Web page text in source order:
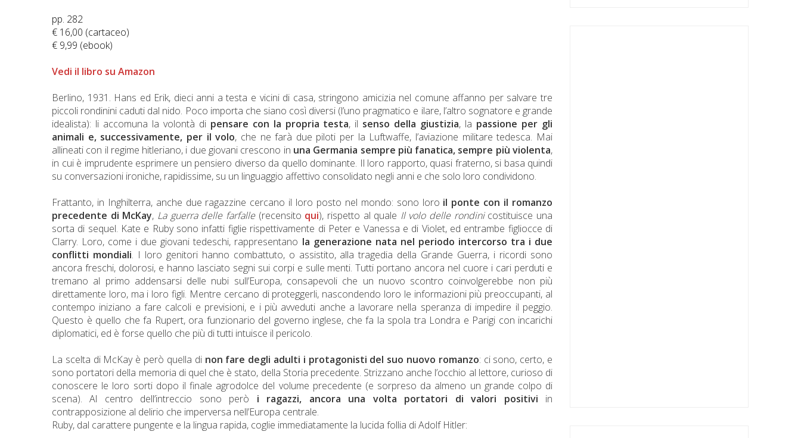
pp. 282
€ 16,00 (cartaceo)
€ 9,99 (ebook)
Vedi il libro su Amazon
Berlino, 1931. Hans ed Erik, dieci anni a testa e vicini di casa, stringono amicizia nel comune affanno per salvare tre
piccoli rondinini caduti dal nido. Poco importa che siano così diversi (l’uno pragmatico e ilare, l’altro sognatore e grande
idealista): li accomuna la volontà di pensare con la propria testa, il senso della giustizia, la passione per gli
animali e, successivamente, per il volo, che ne farà due piloti per la Luftwaffe, l’aviazione militare tedesca. Mai
allineati con il regime hitleriano, i due giovani crescono in una Germania sempre più fanatica, sempre più violenta,
in cui è imprudente esprimere un pensiero diverso da quello dominante. Il loro rapporto, quasi fraterno, si basa quindi
su conversazioni ironiche, rapidissime, su un linguaggio affettivo consolidato negli anni e che solo loro condividono.
Frattanto, in Inghilterra, anche due ragazzine cercano il loro posto nel mondo: sono loro il ponte con il romanzo
precedente di McKay, La guerra delle farfalle(recensito qui), rispetto al quale Il volo delle rondinicostituisce una
sorta di sequel. Kate e Ruby sono infatti figlie rispettivamente di Peter e Vanessa e di Violet, ed entrambe figliocce di
Clarry. Loro, come i due giovani tedeschi, rappresentano la generazione nata nel periodo intercorso tra i due
conflitti mondiali. I loro genitori hanno combattuto, o assistito, alla tragedia della Grande Guerra, i ricordi sono
ancora freschi, dolorosi, e hanno lasciato segni sui corpi e sulle menti. Tutti portano ancora nel cuore i cari perduti e
tremano al primo addensarsi delle nubi sull’Europa, consapevoli che un nuovo scontro coinvolgerebbe non più
direttamente loro, ma i loro figli. Mentre cercano di proteggerli, nascondendo loro le informazioni più preoccupanti, al
contempo iniziano a fare calcoli e previsioni, e i più avveduti anche a lavorare nella speranza di impedire il peggio.
Questo è quello che fa Rupert, ora funzionario del governo inglese, che fa la spola tra Londra e Parigi con incarichi
diplomatici, ed è forse quello che più di tutti intuisce il pericolo.
La scelta di McKay è però quella di non fare degli adulti i protagonisti del suo nuovo romanzo: ci sono, certo, e
sono portatori della memoria di quel che è stato, della Storia precedente. Strizzano anche l’occhio al lettore, curioso di
conoscere le loro sorti dopo il finale agrodolce del volume precedente (e sorpreso da almeno un grande colpo di
scena). Al centro dell’intreccio sono però i ragazzi, ancora una volta portatori di valori positivi in
contrapposizione al delirio che imperversa nell’Europa centrale.
Ruby, dal carattere pungente e la lingua rapida, coglie immediatamente la lucida follia di Adolf Hitler: